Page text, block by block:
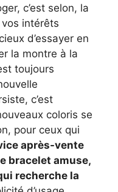
c’est selon, la
intérêts
d’essayer en
la montre à la
toujours
c’est
coloris se
pour ceux qui
après-vente
bracelet amuse,
recherche la